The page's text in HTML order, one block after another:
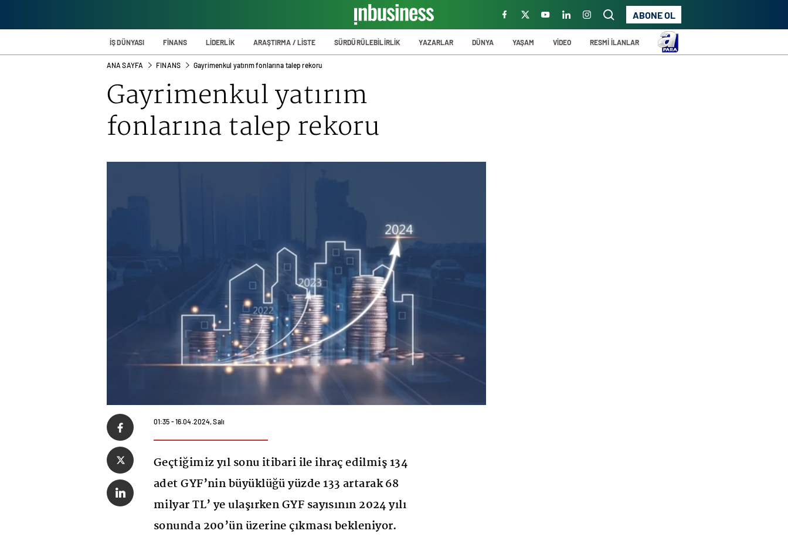
ABONE OL
İŞ DÜNYASI FİNANS LİDERLİK ARAŞTIRMA / LİSTE SÜRDÜRÜLEBİLİRLİK YAZARLAR DÜNYA YAŞAM VİDEO RESMİ İLANLAR
ANA SAYFA FINANS Gayrimenkul yatırım fonlarına talep rekoru
Gayrimenkul yatırım
fonlarına talep rekoru
01:35 - 16.04.2024, Salı
Geçtiğimiz yıl sonu itibari ile ihraç edilmiş 134
adet GYF’nin büyüklüğü yüzde 133 artarak 68
milyar TL’ ye ulaşırken GYF sayısının 2024 yılı
sonunda 200’ün üzerine çıkması bekleniyor.